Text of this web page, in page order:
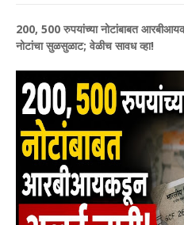
200, 500 रुपयांच्या नोटांबाबत
नोटांचा सुळसुळाट; वेळीच सावध व्हा!